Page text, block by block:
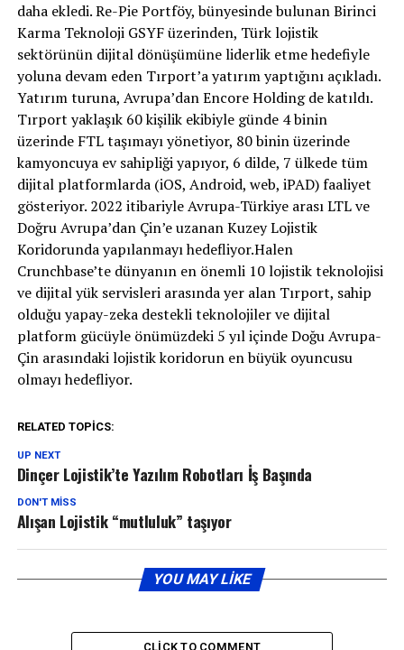
daha ekledi. Re-Pie Portföy, bünyesinde bulunan Birinci
Karma Teknoloji GSYF üzerinden, Türk lojistik
sektörünün dijital dönüşümüne liderlik etme hedefiyle
yoluna devam eden Tırport’a yatırım yaptığını açıkladı.
Yatırım turuna, Avrupa’dan Encore Holding de katıldı.
Tırport yaklaşık 60 kişilik ekibiyle günde 4 binin
üzerinde FTL taşımayı yönetiyor, 80 binin üzerinde
kamyoncuya ev sahipliği yapıyor, 6 dilde, 7 ülkede tüm
dijital platformlarda (iOS, Android, web, iPAD) faaliyet
gösteriyor. 2022 itibariyle Avrupa-Türkiye arası LTL ve
Doğru Avrupa’dan Çin’e uzanan Kuzey Lojistik
Koridorunda yapılanmayı hedefliyor.Halen
Crunchbase’te dünyanın en önemli 10 lojistik teknolojisi
ve dijital yük servisleri arasında yer alan Tırport, sahip
olduğu yapay-zeka destekli teknolojiler ve dijital
platform gücüyle önümüzdeki 5 yıl içinde Doğu Avrupa-
Çin arasındaki lojistik koridorun en büyük oyuncusu
olmayı hedefliyor.
RELATED TOPICS:
UP NEXT
Dinçer Lojistik’te Yazılım Robotları İş Başında
DON'T MISS
Alışan Lojistik “mutluluk” taşıyor
YOU MAY LIKE
CLICK TO COMMENT